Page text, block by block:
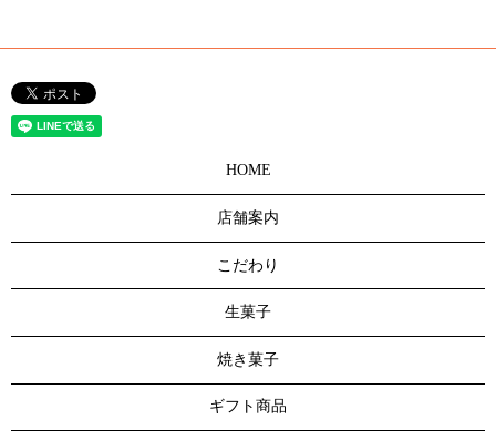
HOME
店舗案内
こだわり
生菓子
焼き菓子
ギフト商品